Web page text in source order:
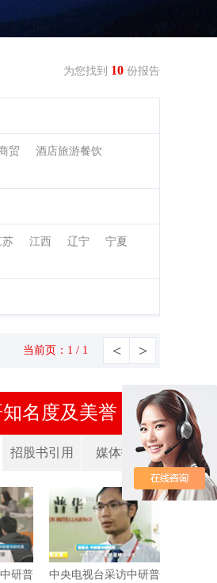
为您找到 10 份报告
贸
酒店旅游餐饮
苏 江西 辽宁
宁夏
当前页：1 / 1 < >
名度及美誉
招股书引用 媒体报道
研普
中央电视台采访中研普